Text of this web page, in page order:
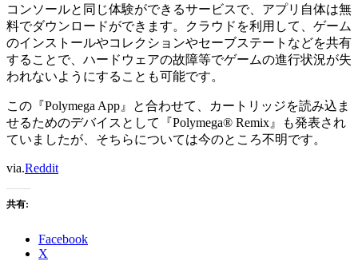
コンソールと同じ体験ができるサービスで、アプリ自体は無
料でダウンロードができます。クラウドを利用して、ゲーム
のインストールやコレクションやセーブステートなどを共有
することで、ハードウェアの故障等でゲームの進行状況が失
われないようにすることも可能です。
この『Polymega App』と合わせて、カートリッジを読み込ま
せるためのデバイスとして『Polymega® Remix』も発表され
ていましたが、そちらについては今のところ不明です。
via.Reddit
共有:
Facebook
X